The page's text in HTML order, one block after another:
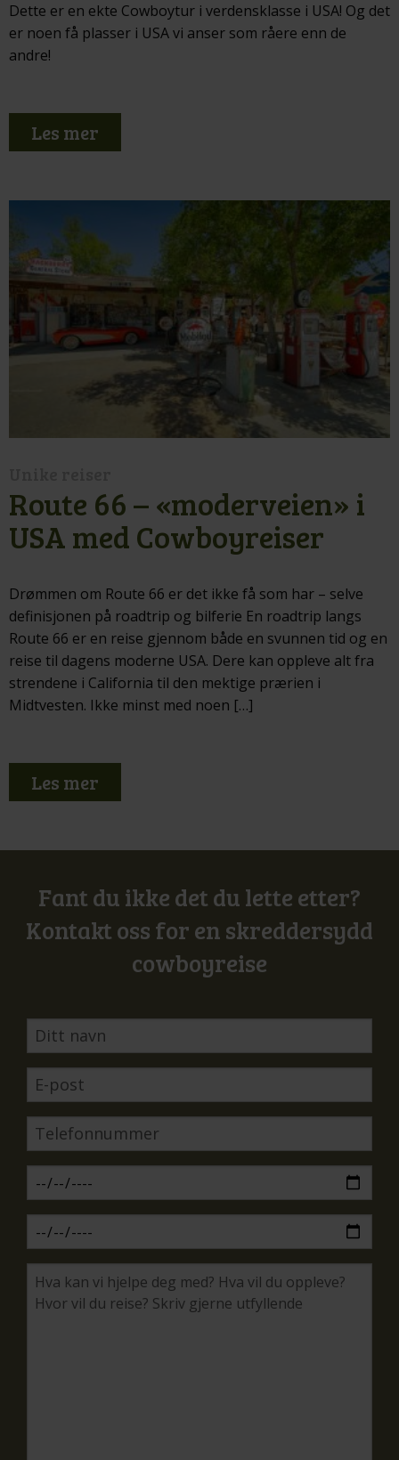
Dette er en ekte Cowboytur i verdensklasse i USA! Og det
er noen få plasser i USA vi anser som råere enn de
andre!
Les mer
Route 66 – «moderveien» i
USA med Cowboyreiser
Drømmen om Route 66 er det ikke få som har – selve
definisjonen på roadtrip og bilferie En roadtrip langs
Route 66 er en reise gjennom både en svunnen tid og en
reise til dagens moderne USA. Dere kan oppleve alt fra
strendene i California til den mektige prærien i
Midtvesten. Ikke minst med noen […]
Les mer
Fant du ikke det du lette etter?
Kontakt oss for en skreddersydd
cowboyreise